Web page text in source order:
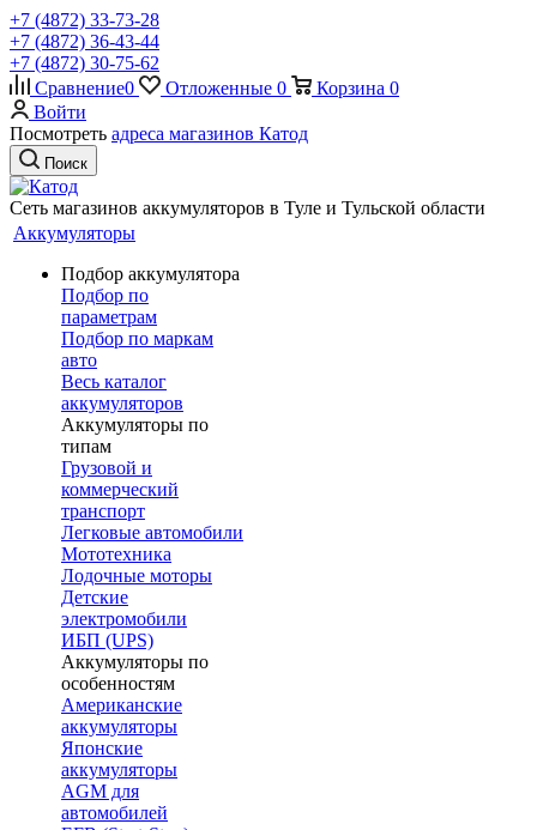
+7 (4872) 33-73-28
+7 (4872) 36-43-44
+7 (4872) 30-75-62
Сравнение0 Отложенные 0 Корзина 0
Войти
Посмотреть адреса магазинов Катод
Поиск
Сеть магазинов аккумуляторов в Туле и Тульской области
Аккумуляторы
Подбор аккумулятора
Подбор по
параметрам
Подбор по маркам
авто
Весь каталог
аккумуляторов
Аккумуляторы по
типам
Грузовой и
коммерческий
транспорт
Легковые автомобили
Мототехника
Лодочные моторы
Детские
электромобили
ИБП (UPS)
Аккумуляторы по
особенностям
Американские
аккумуляторы
Японские
аккумуляторы
AGM для
автомобилей